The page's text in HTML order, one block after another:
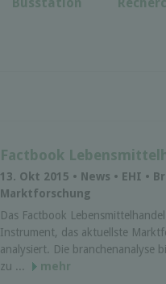
Factbook
13. Okt 2015 • News • EHI •
Marktforschung
Das Factbook
Instrument, das aktuellste
analysiert. Die branchenanalyse
zu ...
mehr